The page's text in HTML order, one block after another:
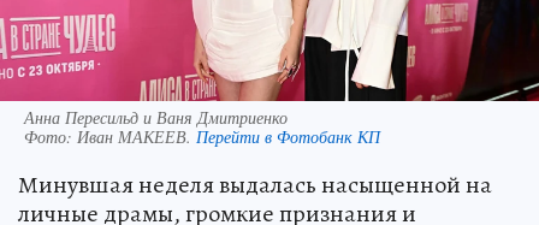
Анна Пересильд и Ваня Дмитриенко
Фото: Иван МАКЕЕВ. Перейти в Фотобанк КП
Минувшая неделя выдалась насыщенной на
личные драмы, громкие признания и